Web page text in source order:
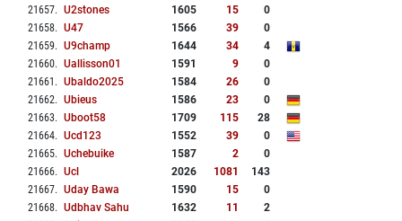
21657. U2stones 1605 15
0
21658. U47 1566 39
0
21659. U9champ 1644 34
4
21660. Uallisson01 1591 9
0
21661 . Ubaldo2025 1584 26
0
21662. Ubieus 1586 23
0
21663. Uboot58 1709 115
28
21664. Ucd123 1552 39
0
21665. Uchebuike 1587 2
0
21666. Ucl 2026 1081
143
21667. Uday Bawa 1590 15
0
21668. Udbhav Sahu 1632 11
2